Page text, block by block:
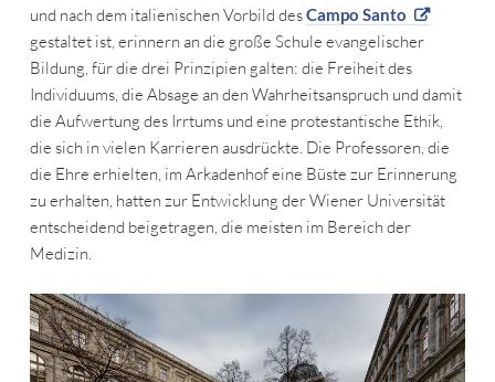
und nach dem italienischen Vorbild desCampo Santo
gestaltet ist, erinnern an die große Schule evangelischer
Bildung, für die drei Prinzipien galten: die Freiheit des
Individuums, die Absage an den Wahrheitsanspruch und damit
die Aufwertung des Irrtums und eine protestantische Ethik,
die sich in vielen Karrieren ausdrückte. Die Professoren, die
die Ehre erhielten, im Arkadenhof eine Büste zur Erinnerung
zu erhalten, hatten zur Entwicklung der Wiener Universität
entscheidend beigetragen, die meisten im Bereich der
Medizin.